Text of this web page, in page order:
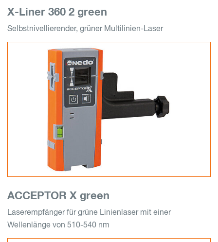
X-Liner 360 2 green
Selbstnivellierender, grüner Multilinien-Laser
ACCEPTOR X green
Laserempfänger für grüne Linienlaser mit einer
Wellenlänge von 510-540 nm